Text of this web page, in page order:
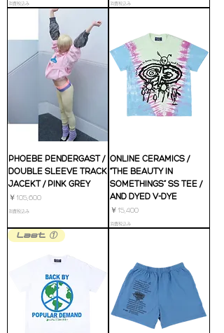
消費税込み 消費税込み
PHOEBE PENDERGAST /
DOUBLE SLEEVE TRACK
JACEKT / PINK GREY
価格
￥105,600
消費税込み
ONLINE CERAMICS /
“THE BEAUTY IN
SOMETHINGS” SS TEE /
AND DYED V-DYE
価格
￥15,400
消費税込み
Last ①